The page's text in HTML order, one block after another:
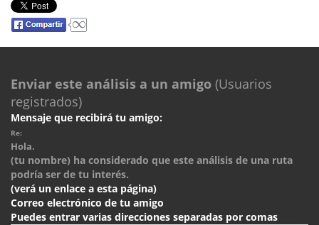
Enviar este análisis a un amigo (Usuarios
registrados)
Mensaje que recibirá tu amigo:
Re:
Hola.
(tu nombre) ha considerado que este análisis de una ruta
podría ser de tu interés.
(verá un enlace a esta página)
Correo electrónico de tu amigo
Puedes entrar varias direcciones separadas por comas